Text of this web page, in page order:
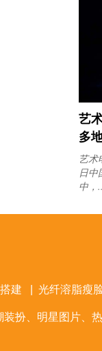
艺
多
艺术
日中
中，
建 光纤溶脂瘦
扮、明星图片、